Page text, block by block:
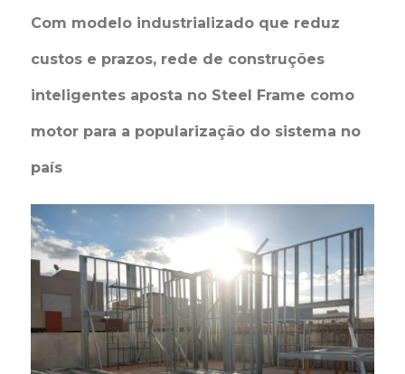
Com modelo industrializado que reduz
custos e prazos, rede de construções
inteligentes aposta no Steel Frame como
motor para a popularização do sistema no
país